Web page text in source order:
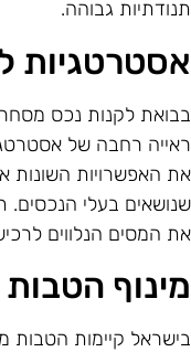
גבוהה.
לקנות נכס
רחבה של
האפשרויות השונות
בעלי הנכסים.
המסים הנלווים
קיימות הטבות